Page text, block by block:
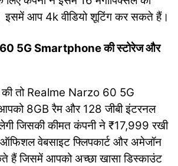
इसमें आप 4k वीडियो शूटिंग कर सकते हैं।
5G Smartphone की स्टोरेज और
की तो Realme Narzo 60 5G
8GB रैम और 128 जीबी इंटरनल
जिसकी कीमत कंपनी ने ₹17,999 रखी
वेबसाइट फ्लिपकार्ट और अमेजॉन
हैं जिसमें आपको अच्छा खासा डिस्काउंट